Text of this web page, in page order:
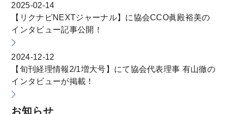
2025-02-14
【リクナビNEXTジャーナル】に協会CCO眞殿裕美の
インタビュー記事公開！
2024-12-12
【旬刊経理情報2/1増大号】にて協会代表理事 有山徹の
インタビューが掲載！
お知らせ